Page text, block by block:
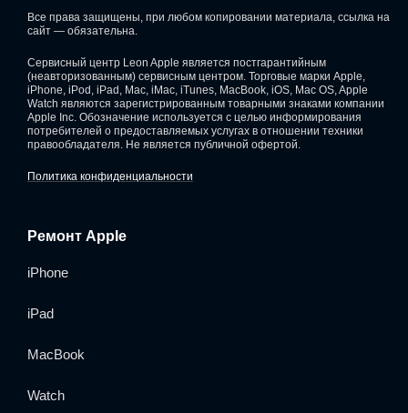
Все права защищены, при любом копировании материала, ссылка на
сайт — обязательна.
Сервисный центр Leon Apple является постгарантийным
(неавторизованным) сервисным центром. Торговые марки Apple,
iPhone, iPod, iPad, Mac, iMac, iTunes, MacBook, iOS, Mac OS, Apple
Watch являются зарегистрированным товарными знаками компании
Apple Inc. Обозначение используется с целью информирования
потребителей о предоставляемых услугах в отношении техники
правообладателя. Не является публичной офертой.
Политика конфиденциальности
Ремонт Apple
iPhone
iPad
MacBook
Watch